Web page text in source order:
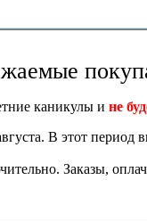
каникулы и не
В этот
Заказы,